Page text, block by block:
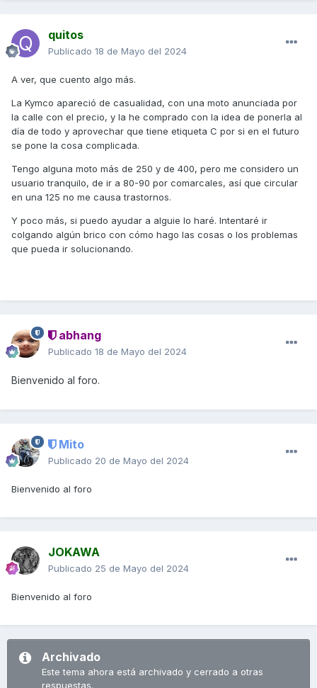
quitos
Publicado 18 de Mayo del 2024
A ver, que cuento algo más.
La Kymco apareció de casualidad, con una moto anunciada por
la calle con el precio, y la he comprado con la idea de ponerla al
día de todo y aprovechar que tiene etiqueta C por si en el futuro
se pone la cosa complicada.
Tengo alguna moto más de 250 y de 400, pero me considero un
usuario tranquilo, de ir a 80-90 por comarcales, así que circular
en una 125 no me causa trastornos.
Y poco más, si puedo ayudar a alguie lo haré. Intentaré ir
colgando algún brico con cómo hago las cosas o los problemas
que pueda ir solucionando.
abhang
Publicado 18 de Mayo del 2024
Bienvenido al foro.
Mito
Publicado 20 de Mayo del 2024
Bienvenido al foro
JOKAWA
Publicado 25 de Mayo del 2024
Bienvenido al foro
Archivado
Este tema ahora está archivado y cerrado a otras
respuestas.